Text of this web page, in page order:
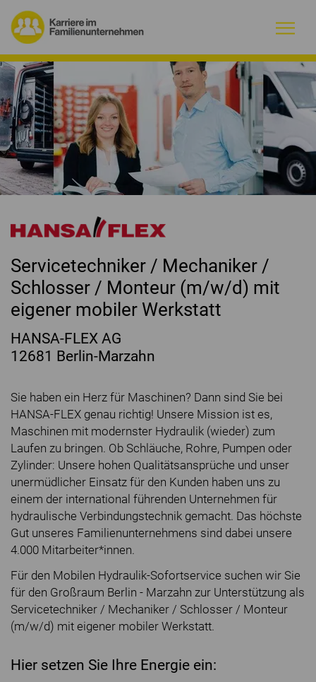
Warum Familienunternehmen?
Firmenprofile
Jobs
Magazin
Initiative
Kontakt
Servicetechniker / Mechaniker /
Schlosser / Monteur (m/w/d) mit
eigener mobiler Werkstatt
HANSA-FLEX AG
12681 Berlin-Marzahn
Sie haben ein Herz für Maschinen? Dann sind Sie bei
HANSA-FLEX genau richtig! Unsere Mission ist es,
Maschinen mit modernster Hydraulik (wieder) zum
Laufen zu bringen. Ob Schläuche, Rohre, Pumpen oder
Zylinder: Unsere hohen Qualitätsansprüche und unser
unermüdlicher Einsatz für den Kunden haben uns zu
einem der international führenden Unternehmen für
hydraulische Verbindungstechnik gemacht. Das höchste
Gut unseres Familienunternehmens sind dabei unsere
4.000 Mitarbeiter*innen.
Für den Mobilen Hydraulik-Sofortservice suchen wir Sie
für den Großraum Berlin - Marzahn zur Unterstützung als
Servicetechniker / Mechaniker / Schlosser / Monteur
(m/w/d) mit eigener mobiler Werkstatt.
Hier setzen Sie Ihre Energie ein: